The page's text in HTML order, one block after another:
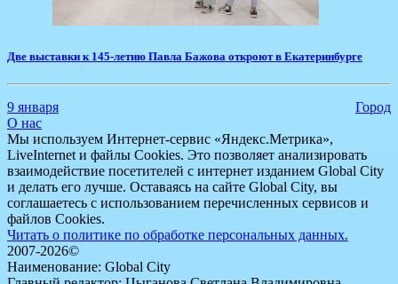
​Две выставки к 145-летию Павла Бажова откроют в Екатеринбурге
9 января
Город
О нас
Мы используем Интернет-сервис «Яндекс.Метрика»,
LiveInternet и файлы Cookies. Это позволяет анализировать
взаимодействие посетителей с интернет изданием Global City
и делать его лучше. Оставаясь на сайте Global City, вы
соглашаетесь с использованием перечисленных сервисов и
файлов Cookies.
Читать о политике по обработке персональных данных.
2007-2026©
Наименование: Global City